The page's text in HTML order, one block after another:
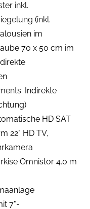
inkl.
(inkl.
im
70 x 50 cm im
Indirekte
HD SAT
22" HD TV,
Omnistor 4.0 m
7"-